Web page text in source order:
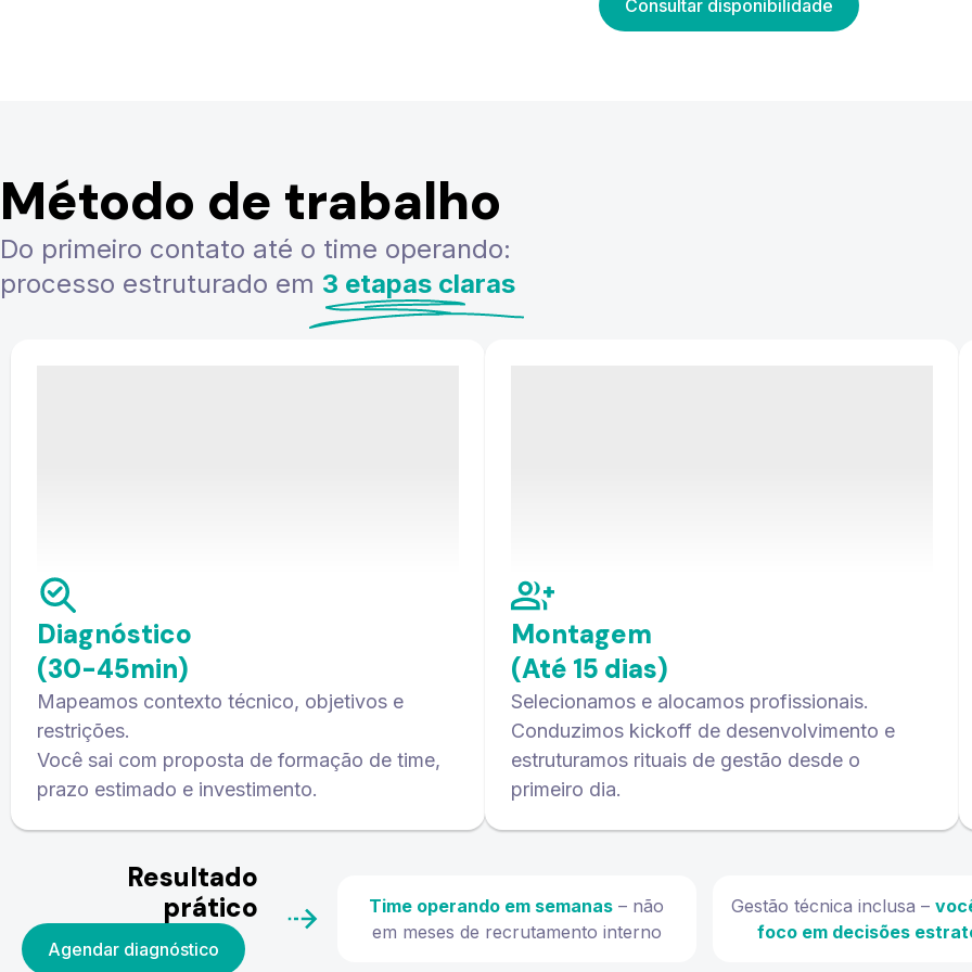
Consultar disponibilidade
Método de trabalho
Do primeiro contato até o time operando:
processo estruturado em 3 etapas claras
Diagnóstico
(30-45min)
Mapeamos contexto técnico, objetivos e
restrições.
Você sai com proposta de formação de time,
prazo estimado e investimento.
Montagem
(Até 15 dias)
Selecionamos e alocamos profissionais.
Conduzimos kickoff de desenvolvimento e
estruturamos rituais de gestão desde o
primeiro dia.
Resultado
prático
Agendar diagnóstico
Time operando em semanas – não
em meses de recrutamento interno
Gestão técnica inclusa –
foco em decisões